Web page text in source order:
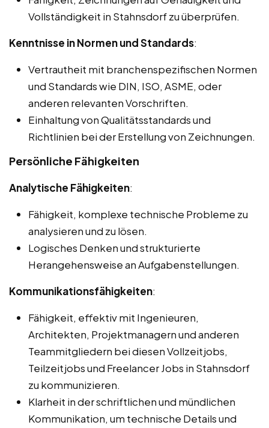
Vollständigkeit in Stahnsdorf zu überprüfen.
Kenntnisse in Normen und Standards:
Vertrautheit mit branchenspezifischen Normen
und Standards wie DIN, ISO, ASME, oder
anderen relevanten Vorschriften.
Einhaltung von Qualitätsstandards und
Richtlinien bei der Erstellung von Zeichnungen.
Persönliche Fähigkeiten
Analytische Fähigkeiten:
Fähigkeit, komplexe technische Probleme zu
analysieren und zu lösen.
Logisches Denken und strukturierte
Herangehensweise an Aufgabenstellungen.
Kommunikationsfähigkeiten:
Fähigkeit, effektiv mit Ingenieuren,
Architekten, Projektmanagern und anderen
Teammitgliedern bei diesen Vollzeitjobs,
Teilzeitjobs und Freelancer Jobs in Stahnsdorf
zu kommunizieren.
Klarheit in der schriftlichen und mündlichen
Kommunikation, um technische Details und